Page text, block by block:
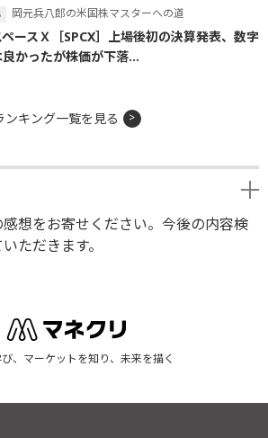
岡元兵八郎の米国株マスターへの道
ペースＸ［SPCX］上場後初の決算発表、数字
良かったが株価が下落...
ンキング一覧を見る
想をお寄せください。今後の内容検
ただきます。
、マーケットを知り、未来を描く